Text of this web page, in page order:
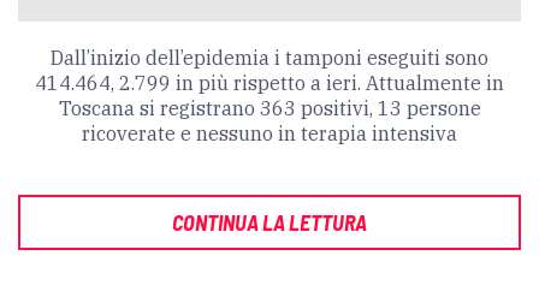
Dall’inizio dell’epidemia i tamponi eseguiti sono
414.464, 2.799 in più rispetto a ieri. Attualmente in
Toscana si registrano 363 positivi, 13 persone
ricoverate e nessuno in terapia intensiva
CONTINUA LA LETTURA